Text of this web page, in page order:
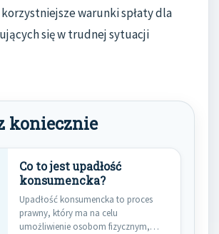
warunki spłaty dla
się w trudnej sytuacji
koniecznie
Co to jest upadłość
konsumencka?
Upadłość konsumencka to proces
prawny, który ma na celu
umożliwienie osobom fizycznym,